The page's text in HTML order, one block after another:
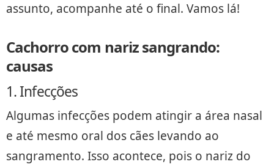
assunto, acompanhe até o final. Vamos lá!
Cachorro com nariz sangrando:
causas
1. Infecções
Algumas infecções podem atingir a área nasal
e até mesmo oral dos cães levando ao
sangramento. Isso acontece, pois o nariz do